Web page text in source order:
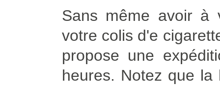
Sans même avoir à
votre colis d'e
propose une
heures. Notez que